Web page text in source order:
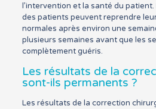
l’intervention et la santé du
des patients peuvent reprendre
normales après environ une
plusieurs semaines avant que les
complètement guéris.
Les résultats de la
sont-ils permanents ?
Les résultats de la correction